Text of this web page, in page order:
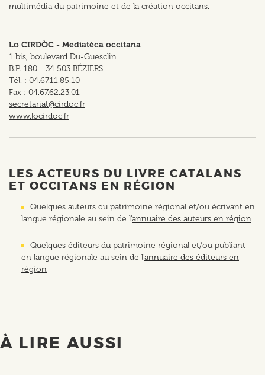
multimédia du patrimoine et de la création occitans.
Lo CIRDÒC - Mediatèca occitana
1 bis, boulevard Du-Guesclin
B.P. 180 - 34 503 BÉZIERS
Tél. : 04.67.11.85.10
Fax : 04.67.62.23.01
secretariat@cirdoc.fr
www.locirdoc.fr
LES ACTEURS DU LIVRE CATALANS
ET OCCITANS EN RÉGION
Quelques auteurs du patrimoine régional et/ou écrivant en
langue régionale au sein de l'annuaire des auteurs en région
Quelques éditeurs du patrimoine régional et/ou publiant
en langue régionale au sein de l'annuaire des éditeurs en
région
À LIRE AUSSI